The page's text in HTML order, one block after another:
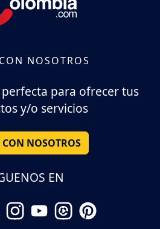
NOSOTROS
para ofrecer tus
y/o servicios
CON NOSOTROS
EN